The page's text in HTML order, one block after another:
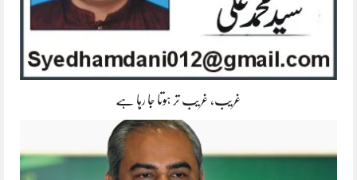
غریب، غریب تر ہوتا جا رہا ہے